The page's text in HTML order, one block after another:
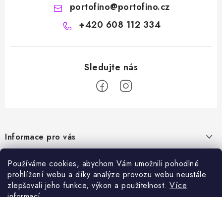
Používáme cookies, abychom Vám umožnili pohodlné
prohlížení webu a díky analýze provozu webu neustále
zlepšovali jeho funkce, výkon a použitelnost. Více
portofino@portofino.cz
+420 608 112 334
p
a
Informace pro vás
Jak nakupovat
O nás
Sortiment
Chemie a péče o vozidla
Nejprodávanější